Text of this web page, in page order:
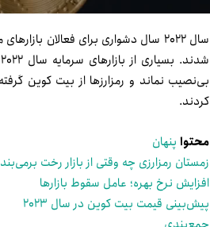
سال ۲۰۲۲ سال دشواری برای فعالان
بی‌نصیب نماند و رمزارزها از بیت کوین
کردند.
محتوا پنهان
زمستان رمزارزی چه وقتی از بازار رخت
افزایش نرخ بهره؛ عامل سقوط بازارها
پیش‌بینی قیمت بیت کوین در سال ۲۰۲۳